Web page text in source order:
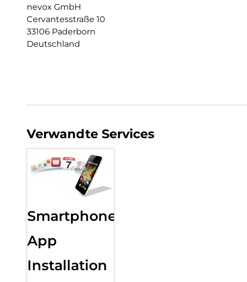
nevox GmbH
Cervantesstraße 10
33106 Paderborn
Deutschland
Verwandte Services
Smartphone
App
Installation